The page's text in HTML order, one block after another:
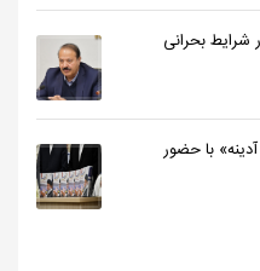
بحرانی
جلدی «ظهر آدینه» با حضور